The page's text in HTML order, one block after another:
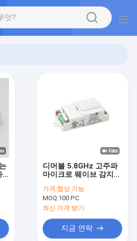
디머블 5.8GHz 고주파
마이크로 웨이브 감지기
가격:협상 가능
MOQ:100 PC
최신 가격 받기
지금 연락